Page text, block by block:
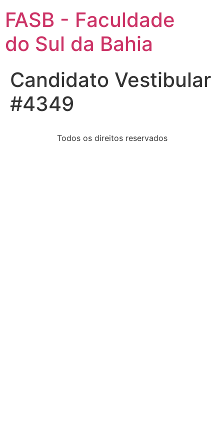
FASB - Faculdade
do Sul da Bahia
Candidato Vestibular
#4349
Todos os direitos reservados